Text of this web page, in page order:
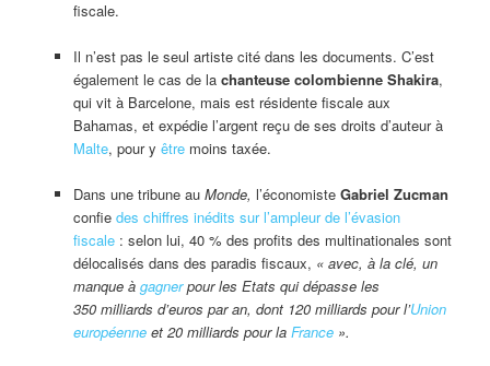
fiscale.
Il n’est pas le seul artiste cité dans les documents. C’est
également le cas de la chanteuse colombienne Shakira,
qui vit à Barcelone, mais est résidente fiscale aux
Bahamas, et expédie l’argent reçu de ses droits d’auteur à
Malte, pour y êtremoins taxée.
Dans une tribune au Monde, l’économisteGabriel Zucman
confie des chiffres inédits sur l’ampleur de l’évasion
fiscale : selon lui, 40 % des profits des multinationales sont
délocalisés dans des paradis fiscaux, « avec, à la clé, un
manque à gagnerpour les Etats qui dépasse les
350 milliards d’euros par an, dont 120 milliards pour l’Union
européenneet 20 milliards pour la France».